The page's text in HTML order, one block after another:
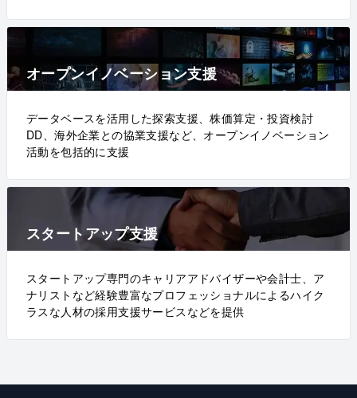
オープンイノベーション支援
データベースを活用した探索支援、株価算定・投資検討
DD、海外企業との協業支援など、オープンイノベーション
活動を包括的に支援
スタートアップ支援
スタートアップ専門のキャリアアドバイザーや会計士、ア
ナリストなど経験豊富なプロフェッショナルによるハイク
ラスな人材の採用支援サービスなどを提供